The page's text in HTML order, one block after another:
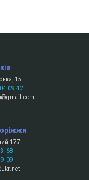
15
09 42
177
68
09